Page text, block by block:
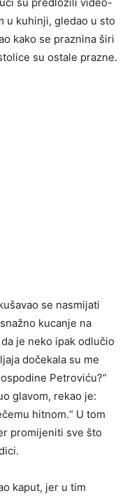
u kuhinji, gledao u sto
kako se praznina širi
su ostale prazne.
se nasmijati
kucanje na
je neko ipak odlučio
dočekala su me
Petroviću?“
glavom, rekao je:
hitnom.“ U tom
promijeniti sve što
kaput, jer u tim